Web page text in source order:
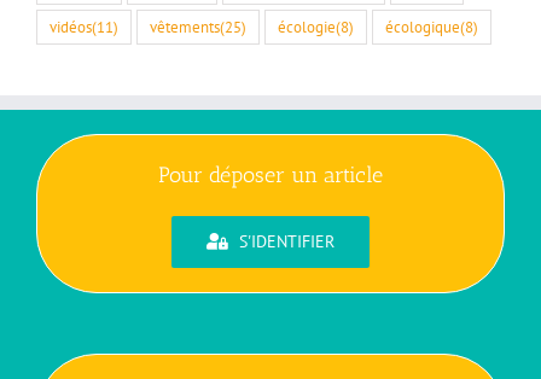
vidéos(11) vêtements(25) écologie(8) écologique(8)
Pour déposer un article
S'IDENTIFIER